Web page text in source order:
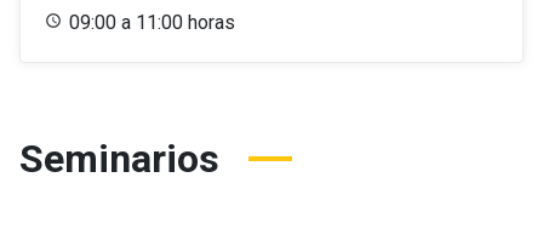
09:00 a 11:00 horas
Seminarios